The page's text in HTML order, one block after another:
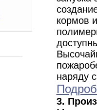
кормов
наряду
3.